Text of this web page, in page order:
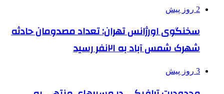
2 روز پیش
سخنگوی اورژانس تهران: تعداد مصدومان حادثه
شهرک شمس آباد به ۲۱نفر رسید
3 روز پیش